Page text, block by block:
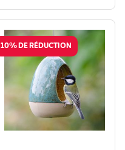
10% DE RÉDUCTION